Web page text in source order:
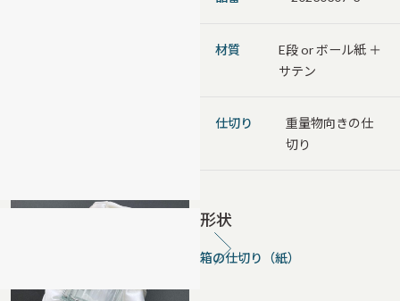
材質
E段 or ボール紙 ＋
サテン
仕切り
重量物向きの仕
切り
形状
箱の仕切り（紙）